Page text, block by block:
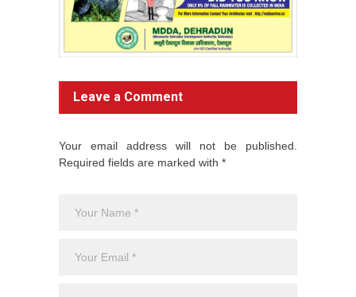
Leave a Comment
Your email address will not be published.
Required fields are marked with *